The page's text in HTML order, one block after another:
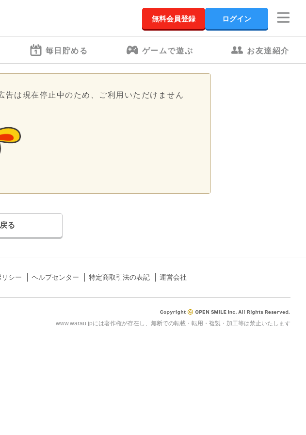
無料会員登録 ログイン
毎日貯める ゲームで遊ぶ お友達紹介
告は現在停止中のため、ご利用いただけません
る
シー ヘルプセンター 特定商取引法の表記 運営会社
www.warau.jpには著作権が存在し、無断での転載・転用・複製・加工等は禁止いたします